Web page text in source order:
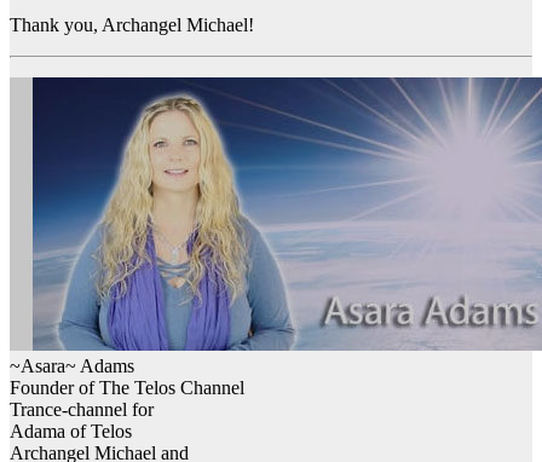
Thank you, Archangel Michael!
~Asara~ Adams
Founder of The Telos Channel
Trance-channel for
Adama of Telos
Archangel Michael and